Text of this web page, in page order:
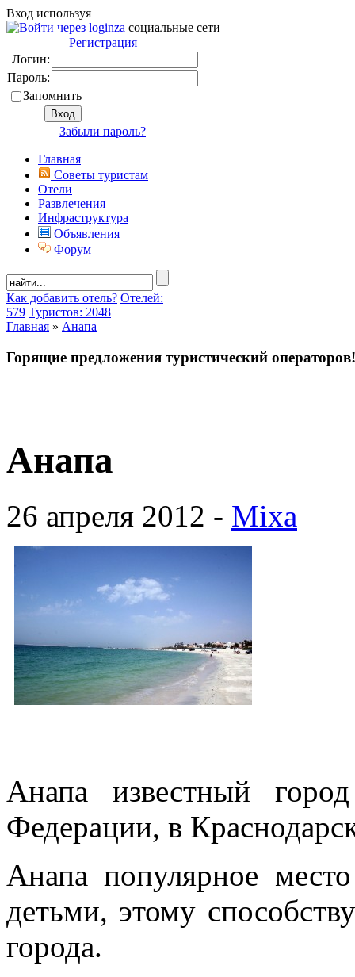
Вход используя
социальные сети
Регистрация
Логин:
Пароль:
Запомнить
Забыли пароль?
Главная
Советы туристам
Отели
Развлечения
Инфраструктура
Объявления
Форум
Как добавить отель? Отелей:
579 Туристов: 2048
Главная » Анапа
Горящие предложения туристический операторов!
Анапа
26 апреля 2012 - Mixa
Анапа известный
Федерации, в
Анапа популярное
детьми, этому
города.